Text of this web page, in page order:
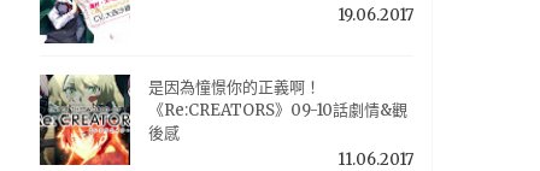
19.06.2017
是因為憧憬你的正義啊！
《Re:CREATORS》09-10話劇情&觀
後感
11.06.2017